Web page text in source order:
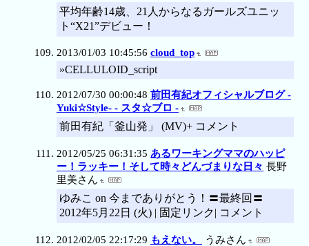
平均年齢14歳、21人からなるガールズユニッ
ト“X21”デビュー！
2013/01/03 10:45:56 cloud_top
»CELLULOID_script
2012/07/30 00:00:48 前田有紀オフィシャルブログ -
Yuki☆Style- - スタ☆ブロ -
前田有紀「釜山発」 (MV)+ コメント
2012/05/25 06:31:35 あるワーキングママのハッピ
ー！ラッキー！そして時々どんづまりな日々 長野
里美さん
ゆみこ on 今までありがとう！〓最終回〓
2012年5月22日 (火) | 固定リンク| コメント
2012/02/05 22:17:29 もえない。 うみさん